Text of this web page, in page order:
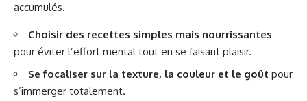
accumulés.
Choisir des recettes simples mais nourrissantes
pour éviter l’effort mental tout en se faisant plaisir.
Se focaliser sur la texture, la couleur et le goût pour
s’immerger totalement.